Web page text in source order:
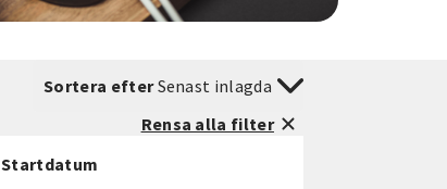
Sortera efterSenast inlagda
Rensa alla filter
Startdatum